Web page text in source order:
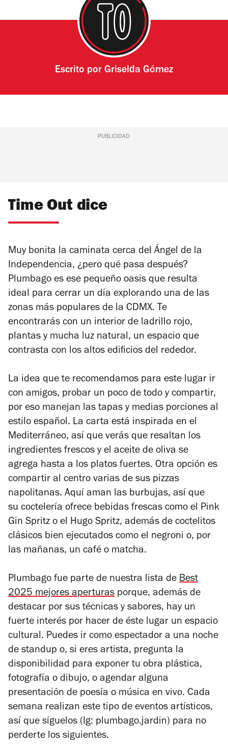
Escrito por Griselda Gómez
PUBLICIDAD
Time Out dice
Muy bonita la caminata cerca del Ángel de la
Independencia, ¿pero qué pasa después?
Plumbago es ese pequeño oasis que resulta
ideal para cerrar un día explorando una de las
zonas más populares de la CDMX. Te
encontrarás con un interior de ladrillo rojo,
plantas y mucha luz natural, un espacio que
contrasta con los altos edificios del rededor.
La idea que te recomendamos para este lugar ir
con amigos, probar un poco de todo y compartir,
por eso manejan las tapas y medias porciones al
estilo español. La carta está inspirada en el
Mediterráneo, así que verás que resaltan los
ingredientes frescos y el aceite de oliva se
agrega hasta a los platos fuertes. Otra opción es
compartir al centro varias de sus pizzas
napolitanas. Aquí aman las burbujas, así que
su coctelería ofrece bebidas frescas como el Pink
Gin Spritz o el Hugo Spritz, además de coctelitos
clásicos bien ejecutados como el negroni o, por
las mañanas, un café o matcha.
Plumbago fue parte de nuestra lista de Best
2025 mejores aperturas porque, además de
destacar por sus técnicas y sabores, hay un
fuerte interés por hacer de éste lugar un espacio
cultural. Puedes ir como espectador a una noche
de standup o, si eres artista, pregunta la
disponibilidad para exponer tu obra plástica,
fotografía o dibujo, o agendar alguna
presentación de poesía o música en vivo. Cada
semana realizan este tipo de eventos artísticos,
así que síguelos (Ig: plumbago.jardin) para no
perderte los siguientes.